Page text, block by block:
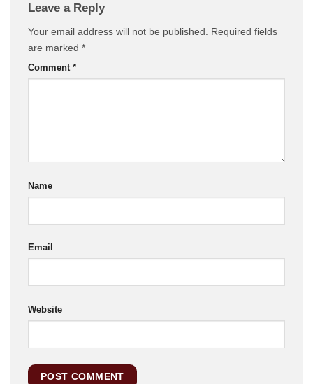
Leave a Reply
Your email address will not be published.
Required fields
are marked *
Comment *
Name
Email
Website